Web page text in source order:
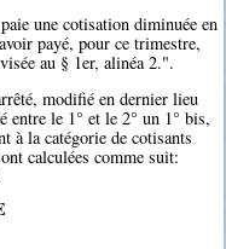
une cotisation diminuée en
payé, pour ce trimestre,
au § 1er, alinéa 2.".
modifié en dernier lieu
entre le 1° et le 2° un 1° bis,
à la catégorie de cotisants
calculées comme suit: